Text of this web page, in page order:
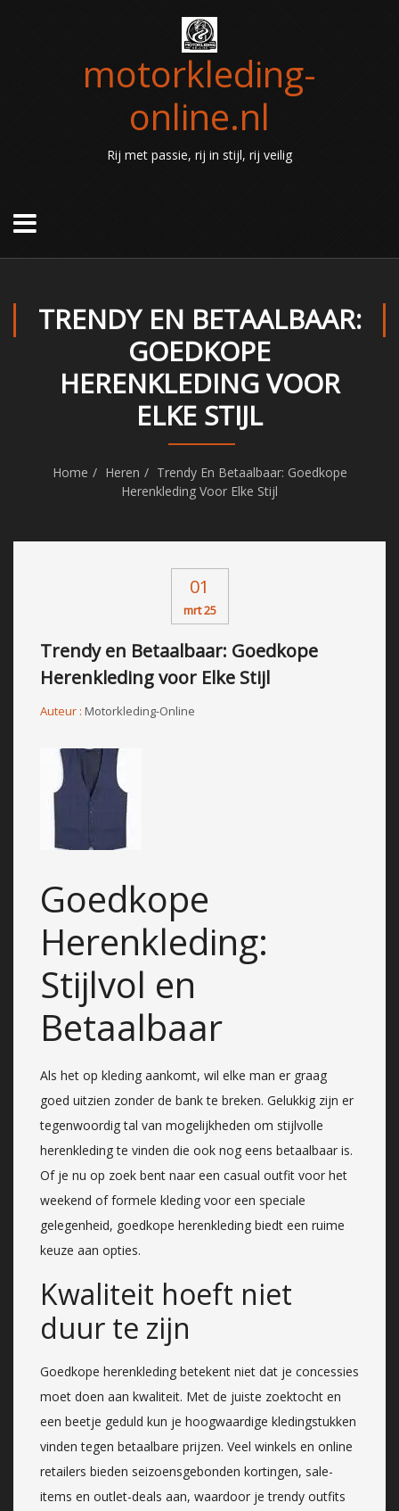
motorkleding-
online.nl
Rij met passie, rij in stijl, rij veilig
TRENDY EN BETAALBAAR:
GOEDKOPE
HERENKLEDING VOOR
ELKE STIJL
Home Heren
Trendy En Betaalbaar: Goedkope
Herenkleding Voor Elke Stijl
01
mrt 25
Trendy en Betaalbaar: Goedkope
Herenkleding voor Elke Stijl
Auteur : Motorkleding-Online
Goedkope
Herenkleding:
Stijlvol en
Betaalbaar
Als het op kleding aankomt, wil elke man er graag
goed uitzien zonder de bank te breken. Gelukkig zijn er
tegenwoordig tal van mogelijkheden om stijlvolle
herenkleding te vinden die ook nog eens betaalbaar is.
Of je nu op zoek bent naar een casual outfit voor het
weekend of formele kleding voor een speciale
gelegenheid, goedkope herenkleding biedt een ruime
keuze aan opties.
Kwaliteit hoeft niet
duur te zijn
Goedkope herenkleding betekent niet dat je concessies
moet doen aan kwaliteit. Met de juiste zoektocht en
een beetje geduld kun je hoogwaardige kledingstukken
vinden tegen betaalbare prijzen. Veel winkels en online
retailers bieden seizoensgebonden kortingen, sale-
items en outlet-deals aan, waardoor je trendy outfits